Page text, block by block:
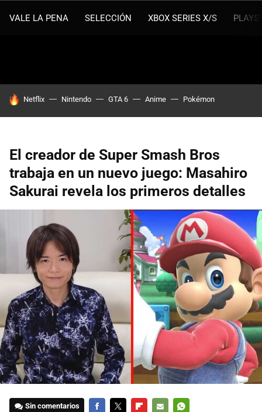
VALE LA PENA SELECCIÓN XBOX SERIES X/S
HOY SE HABLA DE
Netflix Nintendo GTA 6 Anime Pokémon
El creador de Super Smash Bros
trabaja en un nuevo juego: Masahiro
Sakurai revela los primeros detalles
Sin comentarios